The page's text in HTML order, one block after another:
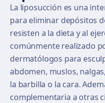
La liposucción es una
para eliminar depósitos
resisten a la dieta y al
comúnmente realizado
dermatólogos para
abdomen, muslos,
la barbilla o la cara.
complementaria a otras